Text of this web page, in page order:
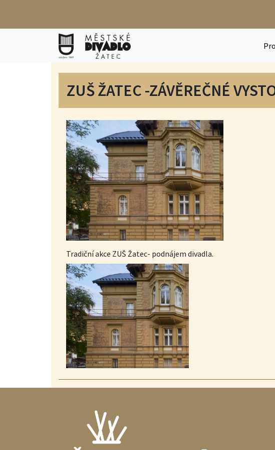
ZUŠ ŽATEC -ZÁVĚREČNÉ
Tradiční akce ZUŠ Žatec- podnájem divadla.